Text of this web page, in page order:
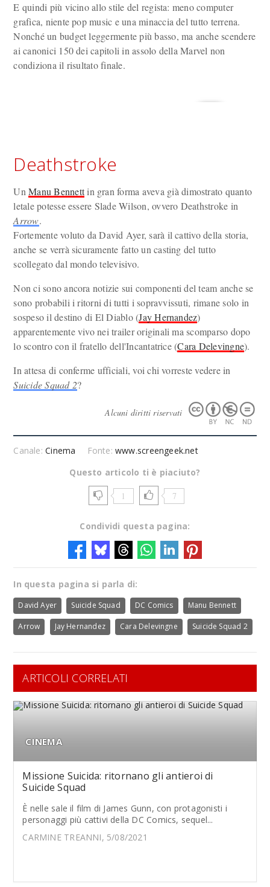
E quindi più vicino allo stile del regista: meno computer
grafica, niente pop music e una minaccia del tutto terrena.
Nonché un budget leggermente più basso, ma anche scendere
ai canonici 150 dei capitoli in assolo della Marvel non
condiziona il risultato finale.
Deathstroke
UnManu Bennettin gran forma aveva già dimostrato quanto
letale potesse essere Slade Wilson, ovvero Deathstroke in
Arrow.
Fortemente voluto da David Ayer, sarà il cattivo della storia,
anche se verrà sicuramente fatto un casting del tutto
scollegato dal mondo televisivo.
Non ci sono ancora notizie sui componenti del team anche se
sono probabili i ritorni di tutti i sopravvissuti, rimane solo in
sospeso il destino di El Diablo (Jay Hernandez)
apparentemente vivo nei trailer originali ma scomparso dopo
lo scontro con il fratello dell'Incantatrice (Cara Delevingne).
In attesa di conferme ufficiali, voi chi vorreste vedere in
Suicide Squad 2?
Alcuni diritti riservati
Canale:Cinema Fonte:www.screengeek.net
Questo articolo ti è piaciuto?
1 7
Condividi questa pagina:
In questa pagina si parla di:
David Ayer Suicide Squad DC Comics Manu Bennett
Arrow Jay Hernandez Cara Delevingne Suicide Squad 2
ARTICOLI CORRELATI
CINEMA
Missione Suicida: ritornano gli antieroi di
Suicide Squad
È nelle sale il film di James Gunn, con protagonisti i
personaggi più cattivi della DC Comics, sequel...
CARMINE TREANNI, 5/08/2021